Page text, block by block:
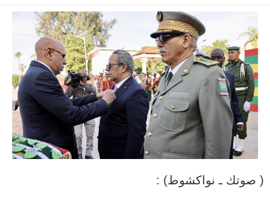
( صوتك ـ نواكشوط) :